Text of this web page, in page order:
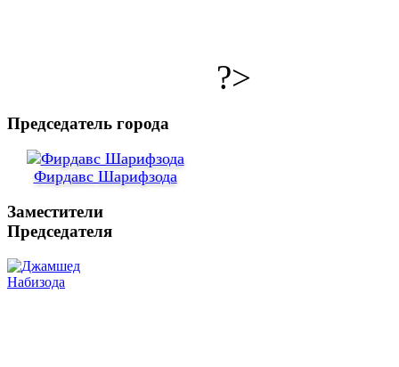
?>
Председатель города
Фирдавс Шарифзода
Заместители
Председателя